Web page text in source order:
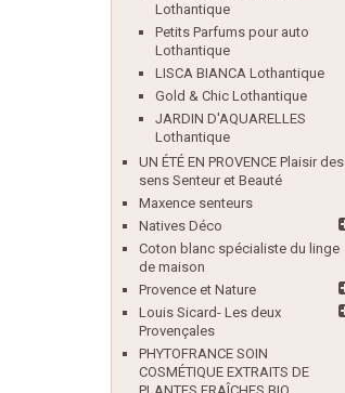
Lothantique
Petits Parfums pour auto
Lothantique
LISCA BIANCA Lothantique
Gold & Chic Lothantique
JARDIN D'AQUARELLES
Lothantique
UN ÉTÉ EN PROVENCE Plaisir des
sens Senteur et Beauté
Maxence senteurs
Natives Déco
Coton blanc spécialiste du linge
de maison
Provence et Nature
Louis Sicard- Les deux
Provençales
PHYTOFRANCE SOIN
COSMÉTIQUE EXTRAITS DE